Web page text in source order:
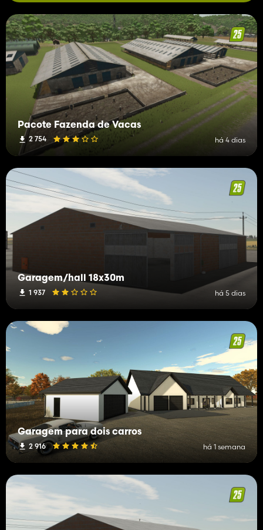
Pacote Fazenda de Vacas
2 754 há 4 dias
Garagem/hall 18x30m
1 937 há 5 dias
Garagem para dois carros
2 916 há 1 semana